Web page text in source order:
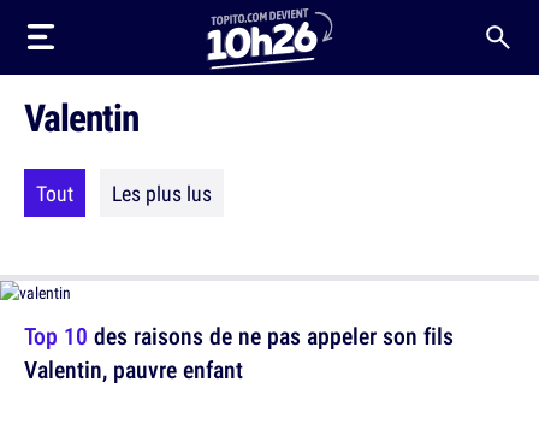
Valentin
Tout Les plus lus
Top 10 des raisons de ne pas appeler son fils
Valentin, pauvre enfant